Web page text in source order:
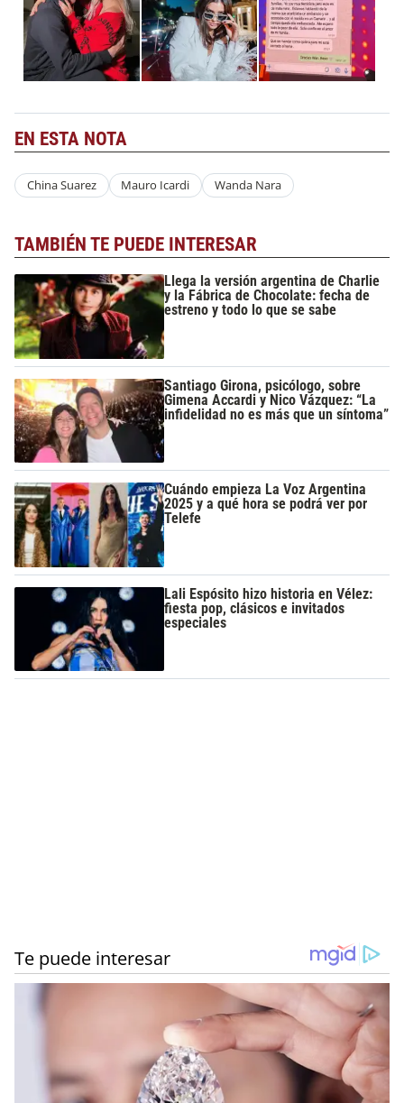
EN ESTA NOTA
China Suarez Mauro Icardi Wanda Nara
TAMBIÉN TE PUEDE INTERESAR
Llega la versión argentina de Charlie
y la Fábrica de Chocolate: fecha de
estreno y todo lo que se sabe
Santiago Girona, psicólogo, sobre
Gimena Accardi y Nico Vázquez: “La
infidelidad no es más que un síntoma”
Cuándo empieza La Voz Argentina
2025 y a qué hora se podrá ver por
Telefe
Lali Espósito hizo historia en Vélez:
fiesta pop, clásicos e invitados
especiales